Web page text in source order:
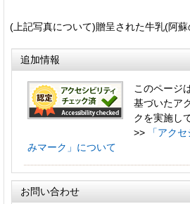
(上記写真について)贈呈された牛乳(阿
追加情報
このページ
基づいたア
クを実施し
>>
「アク
みマーク」について
お問い合わせ